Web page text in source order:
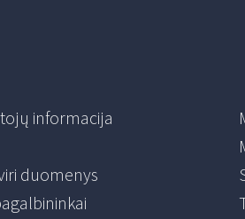
informacija
duomenys